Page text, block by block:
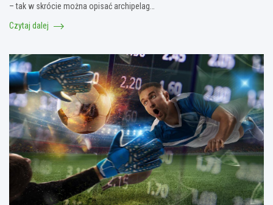
– tak w skrócie można opisać archipelag…
Czytaj dalej